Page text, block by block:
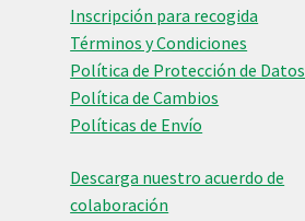
Inscripción para recogida
Términos y Condiciones
Política de Protección de Datos
Política de Cambios
Políticas de Envío
Descarga nuestro acuerdo de
colaboración